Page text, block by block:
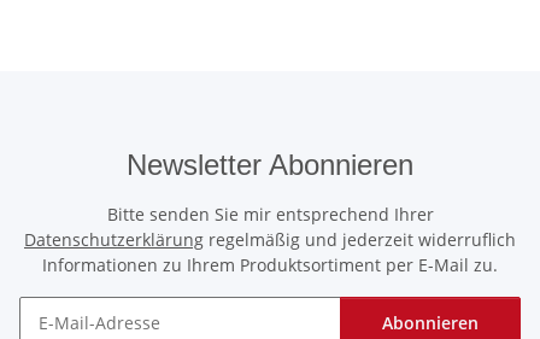
Newsletter Abonnieren
Bitte senden Sie mir entsprechend Ihrer
Datenschutzerklärung regelmäßig und jederzeit widerruflich
Informationen zu Ihrem Produktsortiment per E-Mail zu.
Abonnieren